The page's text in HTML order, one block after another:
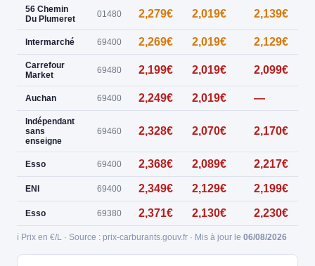
56 Chemin
Du Plumeret
01480 2,279€ 2,019€ 2,139€
Intermarché 69400 2,269€ 2,019€ 2,129€
Carrefour
Market
69480 2,199€ 2,019€ 2,099€
Auchan 69400 2,249€ 2,019€ —
Indépendant
sans
enseigne
69460 2,328€ 2,070€ 2,170€
Esso 69400 2,368€ 2,089€ 2,217€
ENI 69400 2,349€ 2,129€ 2,199€
Esso 69380 2,371€ 2,130€ 2,230€
ℹ️ Prix en €/L · Source : prix-carburants.gouv.fr · Mis à jour le 06/08/2026